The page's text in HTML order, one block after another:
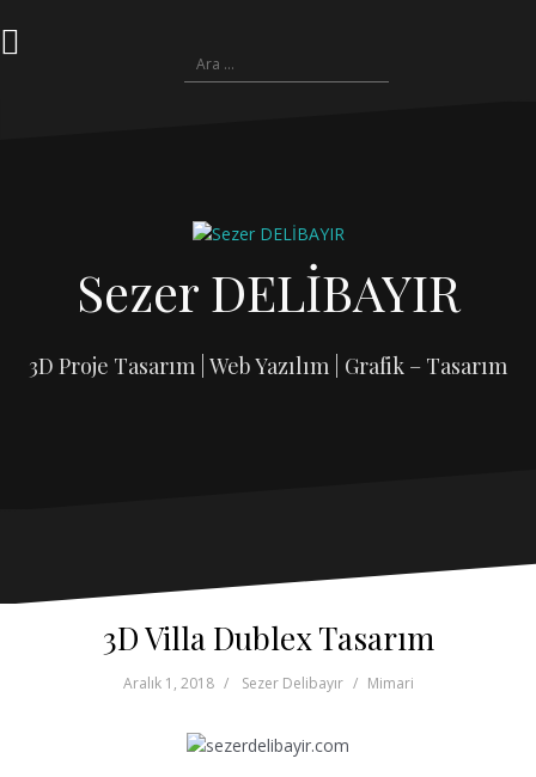
Sezer DELİBAYIR
3D Proje Tasarım | Web Yazılım | Grafik – Tasarım
3D Villa Dublex Tasarım
Aralık 1, 2018 Sezer Delibayır Mimari